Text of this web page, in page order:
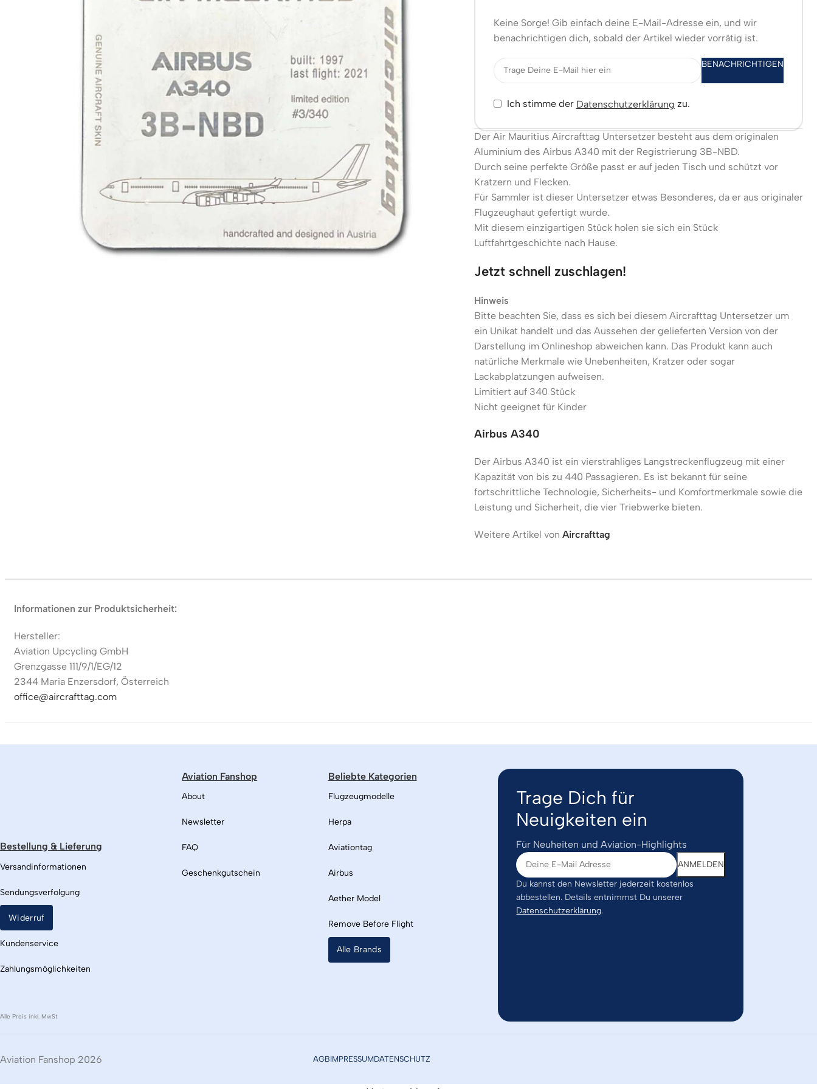
Keine Sorge! Gib einfach deine E-Mail-Adresse ein, und wir
benachrichtigen dich, sobald der Artikel wieder vorrätig ist.
BENACHRICHTIGEN
Ich stimme der Datenschutzerklärung zu.
Der Air Mauritius Aircrafttag Untersetzer besteht aus dem originalen
Aluminium des Airbus A340 mit der Registrierung 3B-NBD.
Durch seine perfekte Größe passt er auf jeden Tisch und schützt vor
Kratzern und Flecken.
Für Sammler ist dieser Untersetzer etwas Besonderes, da er aus originaler
Flugzeughaut gefertigt wurde.
Mit diesem einzigartigen Stück holen sie sich ein Stück
Luftfahrtgeschichte nach Hause.
Jetzt schnell zuschlagen!
Hinweis
Bitte beachten Sie, dass es sich bei diesem Aircrafttag Untersetzer um
ein Unikat handelt und das Aussehen der gelieferten Version von der
Darstellung im Onlineshop abweichen kann. Das Produkt kann auch
natürliche Merkmale wie Unebenheiten, Kratzer oder sogar
Lackabplatzungen aufweisen.
Limitiert auf 340 Stück
Nicht geeignet für Kinder
Airbus A340
Der Airbus A340 ist ein vierstrahliges Langstreckenflugzeug mit einer
Kapazität von bis zu 440 Passagieren. Es ist bekannt für seine
fortschrittliche Technologie, Sicherheits- und Komfortmerkmale sowie die
Leistung und Sicherheit, die vier Triebwerke bieten.
Weitere Artikel von Aircrafttag
Informationen zur Produktsicherheit:
Hersteller:
Aviation Upcycling GmbH
Grenzgasse 111/9/1/EG/12
2344 Maria Enzersdorf, Österreich
office@aircrafttag.com
Bestellung & Lieferung
Versandinformationen
Sendungsverfolgung
Widerruf
Kundenservice
Zahlungsmöglichkeiten
Alle Preis inkl. MwSt
Aviation Fanshop
About
Newsletter
FAQ
Geschenkgutschein
Beliebte Kategorien
Flugzeugmodelle
Herpa
Aviationtag
Airbus
Aether Model
Remove Before Flight
Alle Brands
Trage Dich für
Neuigkeiten ein
Für Neuheiten und Aviation-Highlights
Du kannst den Newsletter jederzeit kostenlos
abbestellen. Details entnimmst Du unserer
Datenschutzerklärung.
Aviation Fanshop 2026 AGBIMPRESSUMDATENSCHUTZ